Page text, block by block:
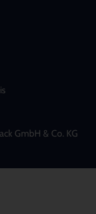
GmbH & Co. KG